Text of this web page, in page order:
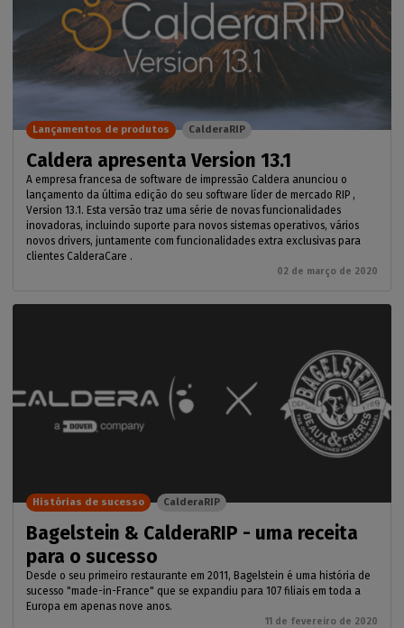
Caldera apresenta Version 13.1
A empresa francesa de software de impressão Caldera anunciou o
lançamento da última edição do seu software líder de mercado RIP ,
Version 13.1. Esta versão traz uma série de novas funcionalidades
inovadoras, incluindo suporte para novos sistemas operativos, vários
novos drivers, juntamente com funcionalidades extra exclusivas para
clientes CalderaCare .
02 de março de 2020
Lançamentos de produtos CalderaRIP
Bagelstein & CalderaRIP - uma receita
para o sucesso
Desde o seu primeiro restaurante em 2011, Bagelstein é uma história de
sucesso "made-in-France" que se expandiu para 107 filiais em toda a
Europa em apenas nove anos.
11 de fevereiro de 2020
Histórias de sucesso CalderaRIP